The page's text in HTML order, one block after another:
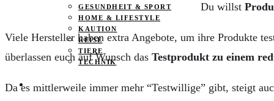
GESUNDHEIT & SPORT
HOME & LIFESTYLE
KAUTION
REISE
TIERE
TECHNIK
KATEGORIEN
Du willst
Viele Hersteller haben extra Angebote, um ihre Produkte
überlassen euch auf Wunsch das Testprodukt zu einem
Da es mittlerweile immer mehr “Testwillige” gibt, steigt